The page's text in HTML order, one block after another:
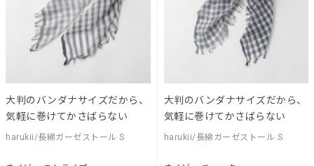
大判のバンダナサイズだから、
気軽に巻けてかさばらない
harukii/長綿ガーゼストール S
大判のバンダナサイズだから、
気軽に巻けてかさばらない
harukii/長綿ガーゼストール S